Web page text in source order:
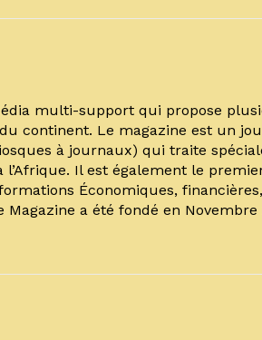
multi-support qui propose
continent. Le magazine est un
à journaux) qui traite
Il est également le
Économiques,
a été fondé en Novembre